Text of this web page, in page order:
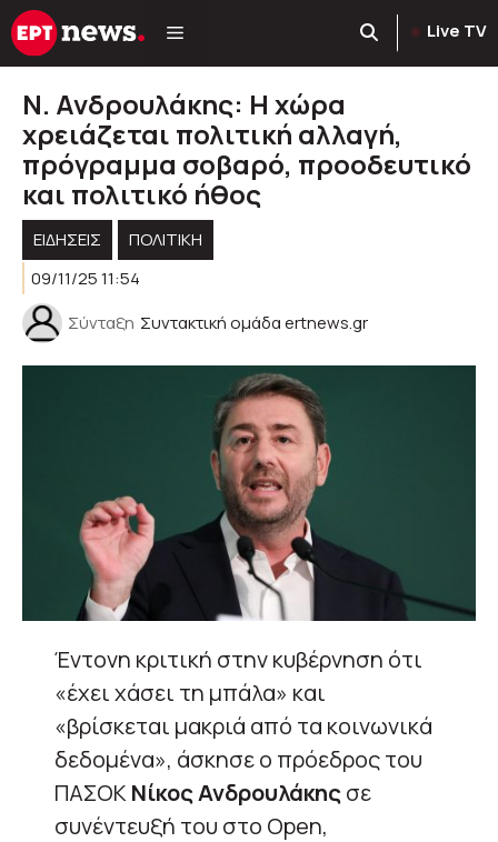
Μετάβαση
σε
Live TV
Ν. Ανδρουλάκης: Η χώρα
χρειάζεται πολιτική αλλαγή,
πρόγραμμα σοβαρό, προοδευτικό
και πολιτικό ήθος
ΕΙΔΗΣΕΙΣ
ΠΟΛΙΤΙΚΉ
09/11/25 11:54
Σύνταξη Συντακτική ομάδα ertnews.gr
Έντονη κριτική στην κυβέρνηση ότι
«έχει χάσει τη μπάλα» και
«βρίσκεται μακριά από τα κοινωνικά
δεδομένα», άσκησε ο πρόεδρος του
ΠΑΣΟΚΝίκος Ανδρουλάκηςσε
συνέντευξή του στο Open,